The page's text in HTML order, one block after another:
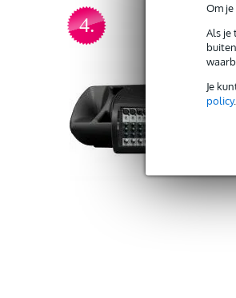
Om
Als je
Je
policy.
4.